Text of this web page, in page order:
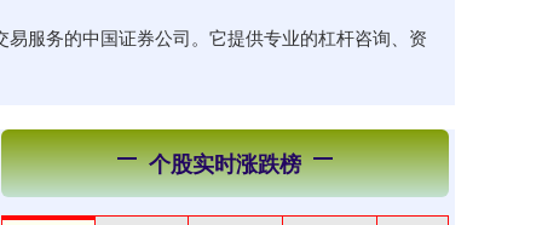
服务的中国证券公司。它提供专业的杠杆咨询、资
个股实时涨跌榜